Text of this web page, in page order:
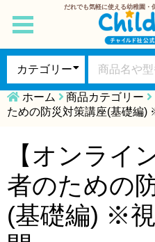
だれでも気軽に使える幼稚園・
toggle
navigation
ホーム 商品カテゴリー
ための防災対策講座(基礎編)
【オンライ
者のための
(基礎編) ※